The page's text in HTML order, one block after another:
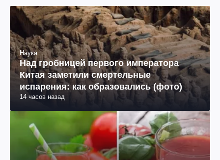
Наука
Над гробницей первого императора
Китая заметили смертельные
испарения: как образовались (фото)
14 часов назад